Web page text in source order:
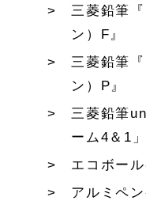
三菱鉛筆
ン）F』
三菱鉛筆
ン）P』
三菱鉛筆
ーム4＆1」
エコボー
アルミペ